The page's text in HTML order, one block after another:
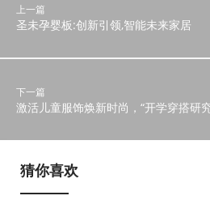
上一篇
圣未孕婴板:创新引领,智能未来家居
下一篇
激活儿童服饰焕新时尚，“开学穿搭研
猜你喜欢